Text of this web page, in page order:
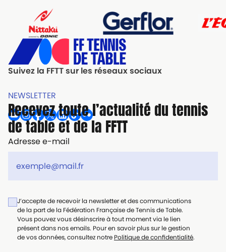
Suivez la FFTT sur les réseaux sociaux
NEWSLETTER
Recevez toute l’actualité du tennis
de table et de la FFTT
Adresse e-mail
J’accepte de recevoir la newsletter et des communications
de la part de la Fédération Française de Tennis de Table.
Vous pouvez vous désinscrire à tout moment via le lien
présent dans nos emails. Pour en savoir plus sur le gestion
de vos données, consultez notre Politique de confidentialité.